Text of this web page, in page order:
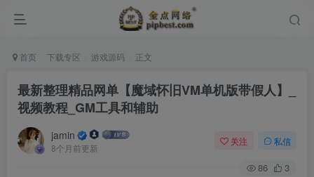
首页 下载专区 游戏源码 正文
最新整理精品网单【魔域怀旧VM单机版带假人】_
视频教程_GM工具和辅助
jamin
8个月前更新
关注 私信
86 3